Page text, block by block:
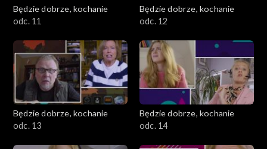
Będzie dobrze, kochanie
odc. 11
Będzie dobrze, kochanie
odc. 12
Będzie dobrze, kochanie
odc. 13
Będzie dobrze, kochanie
odc. 14